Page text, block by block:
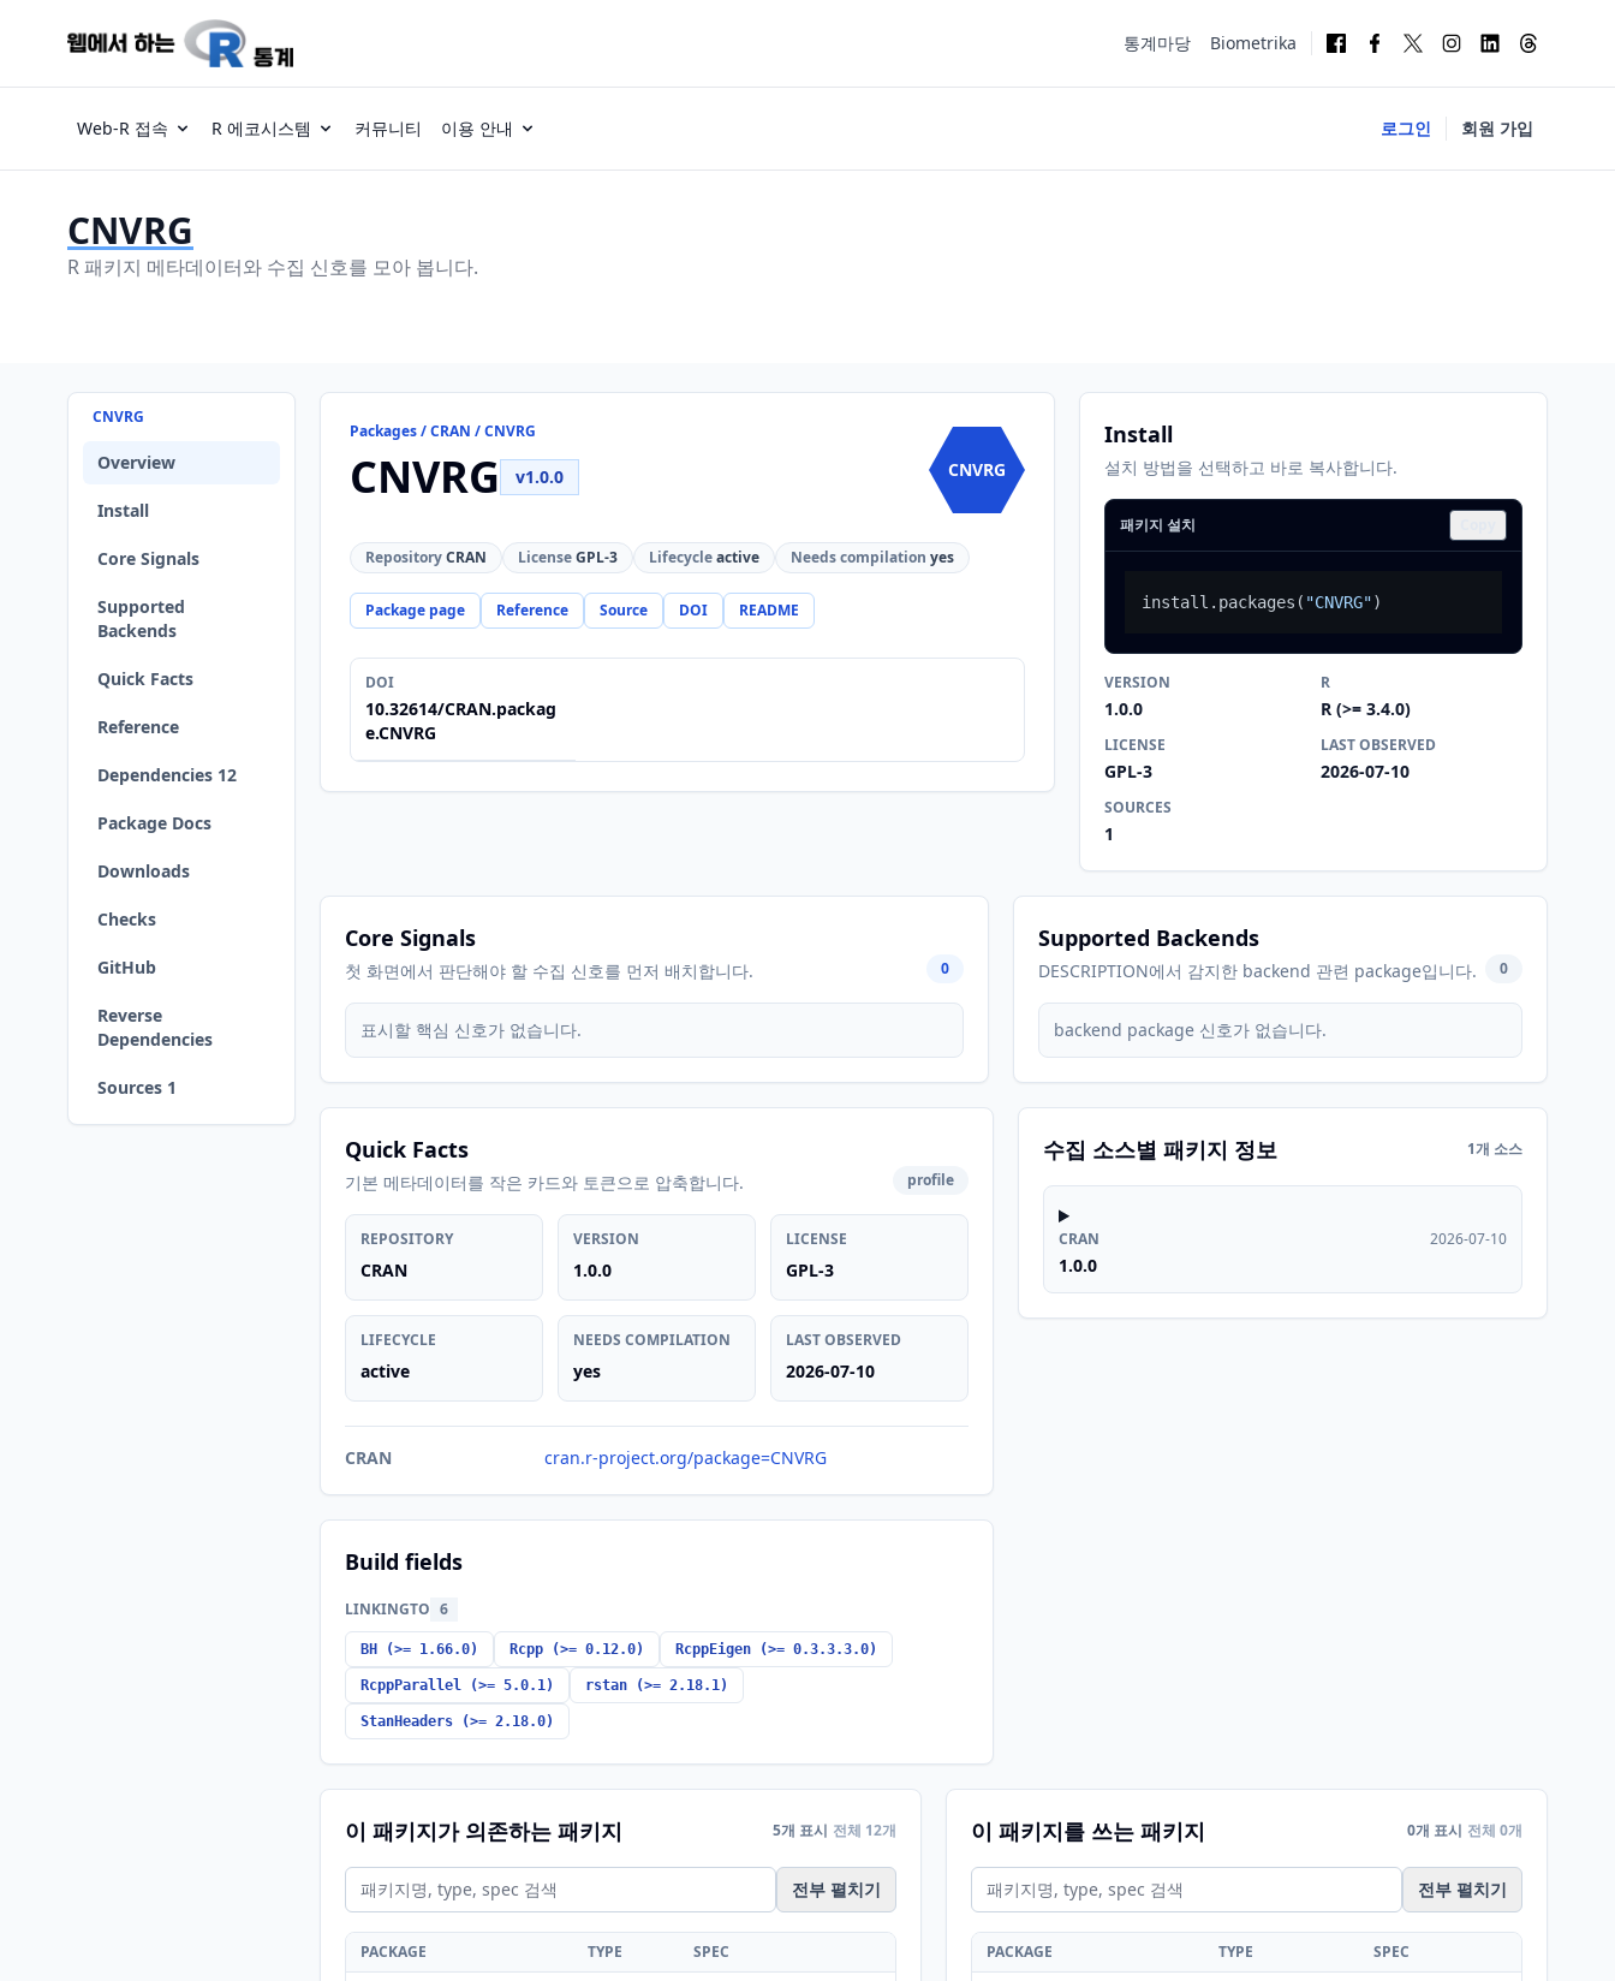
통계마당 Biometrika
Web-R 접속 R 에코시스템 커뮤니티 이용 안내 로그인 회원 가입
CNVRG
R 패키지 메타데이터와 수집 신호를 모아 봅니다.
CNVRG
Overview
Install
Core Signals
Supported
Backends
Quick Facts
Reference
Dependencies 12
Package Docs
Downloads
Checks
GitHub
Reverse
Dependencies
Sources 1
Packages / CRAN / CNVRG
CNVRG v1.0.0 CNVRG
RepositoryCRAN LicenseGPL-3 Lifecycleactive Needs compilation yes
Package page Reference Source DOI README
DOI
10.32614/CRAN.packag
e.CNVRG
Install
설치 방법을 선택하고 바로 복사합니다.
패키지 설치
install.packages ( "CNVRG")
VERSION
1.0.0
R
R (>= 3.4.0)
LICENSE
GPL-3
LAST OBSERVED
2026-07-10
SOURCES
1
Core Signals
첫 화면에서 판단해야 할 수집 신호를 먼저 배치합니다. 0
표시할 핵심 신호가 없습니다.
Supported Backends
DESCRIPTION에서 감지한 backend 관련 package입니다. 0
backend package 신호가 없습니다.
Quick Facts
기본 메타데이터를 작은 카드와 토큰으로 압축합니다. profile
REPOSITORY
CRAN
VERSION
1.0.0
LICENSE
GPL-3
LIFECYCLE
active
NEEDS COMPILATION
yes
LAST OBSERVED
2026-07-10
CRAN cran.r-project.org/package=CNVRG
Build fields
LINKINGTO 6
BH (>= 1.66.0) Rcpp (>= 0.12.0) RcppEigen (>= 0.3.3.3.0)
RcppParallel (>= 5.0.1) rstan (>= 2.18.1)
StanHeaders (>= 2.18.0)
수집 소스별 패키지 정보 1개 소스
CRAN
1.0.0
2026-07-10
이 패키지가 의존하는 패키지 5개 표시 전체 12개
전부 펼치기
PACKAGE TYPE SPEC
이 패키지를 쓰는 패키지 0개 표시 전체 0개
전부 펼치기
PACKAGE TYPE SPEC